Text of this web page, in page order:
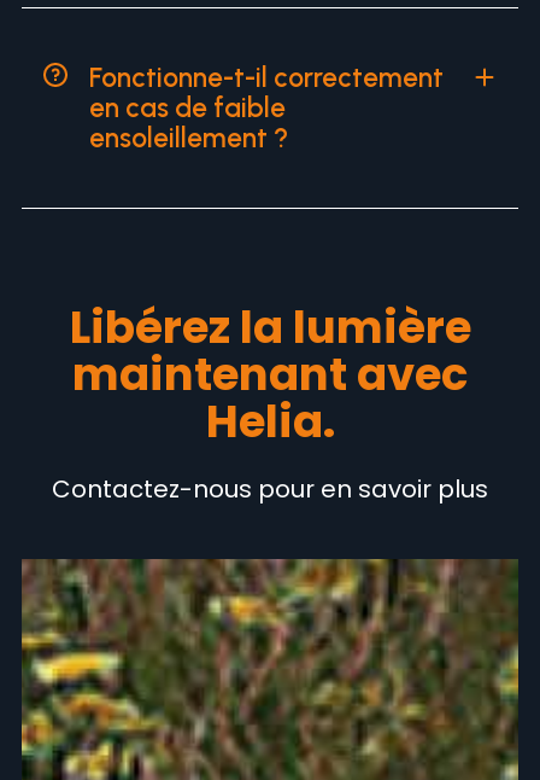
Fonctionne-t-il correctement
en cas de faible
ensoleillement ?
Libérez la lumière
maintenant avec
Helia.
Contactez-nous pour en savoir plus